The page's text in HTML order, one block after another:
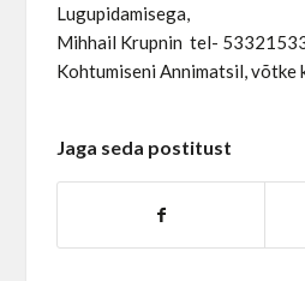
Lugupidamisega,
Mihhail Krupnin tel-
Kohtumiseni Annimatsil, võtke
Jaga seda postitust